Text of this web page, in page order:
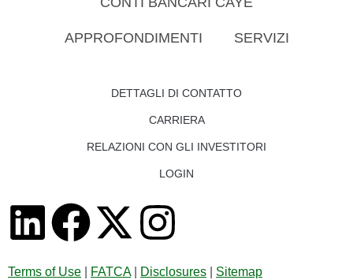
APPROFONDIMENTI SERVIZI
DETTAGLI DI CONTATTO
CARRIERA
RELAZIONI CON GLI INVESTITORI
LOGIN
Terms of Use FATCA| Disclosures
Sitemap